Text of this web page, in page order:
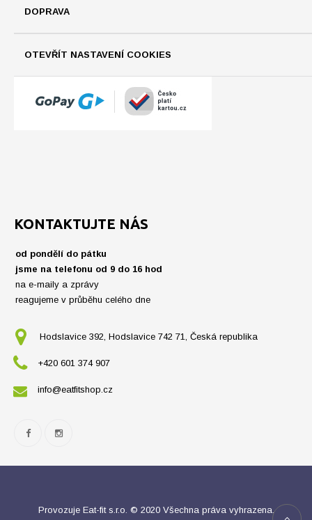
DOPRAVA
OTEVŘÍT NASTAVENÍ COOKIES
KONTAKTUJTE NÁS
od pondělí do pátku
jsme na telefonu od 9 do 16 hod
na e-maily a zprávy
reagujeme v průběhu celého dne
Hodslavice 392, Hodslavice 742 71, Česká republika
+420 601 374 907
info@eatfitshop.cz
Provozuje Eat-fit s.r.o. © 2020 Všechna práva vyhrazena.